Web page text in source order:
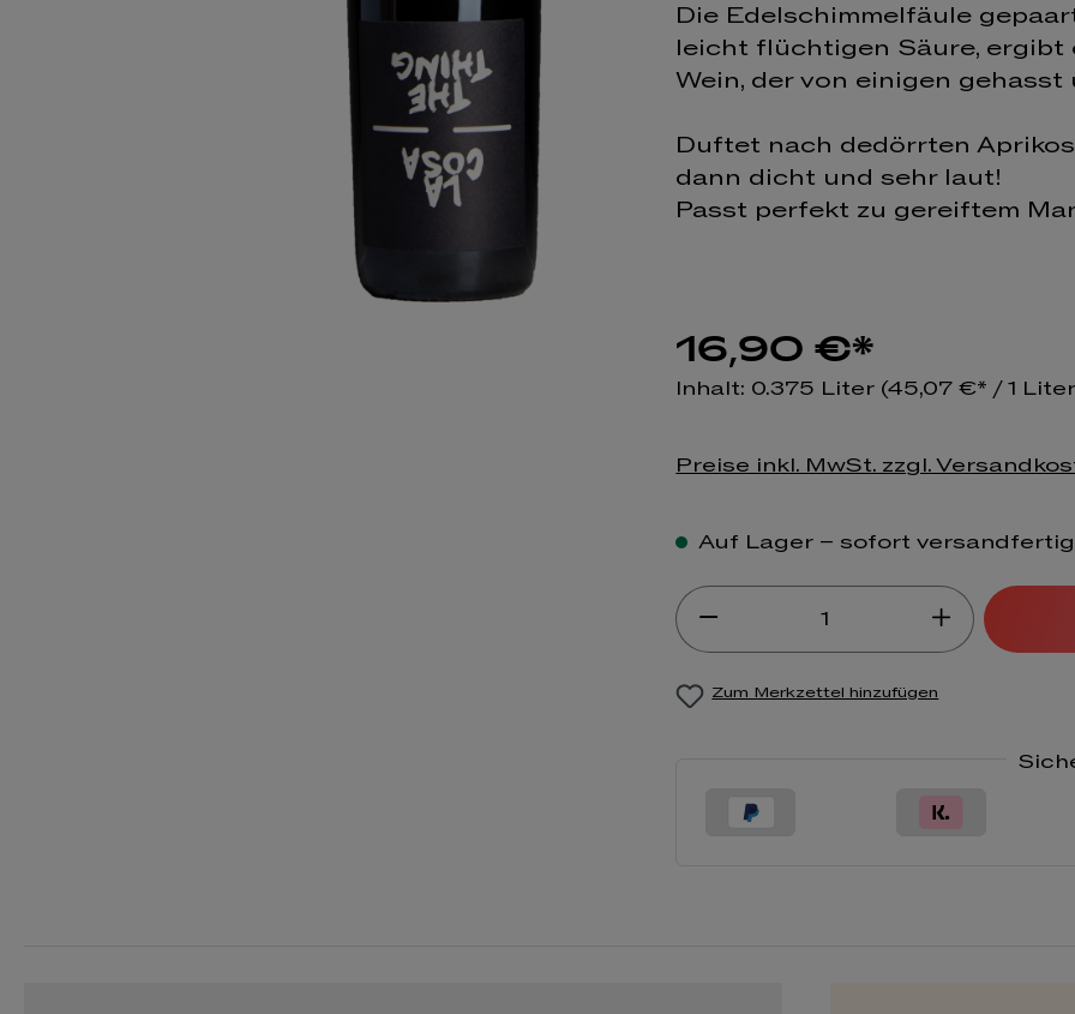
Die Edelschimmelfäule
leicht flüchtigen Säure, ergibt
Wein, der von einigen
Duftet nach dedörrten
dann dicht und sehr laut!
Passt perfekt zu gereiftem
16,90 €*
Inhalt: 0.375 Liter (45,07 €* / 1
Preise inkl. MwSt. zzgl.
Auf Lager – sofort versandfertig
Produkt Anzahl: Gib
Zum Merkzettel hinzufügen